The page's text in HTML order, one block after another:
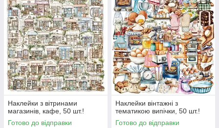
Наклейки з вітринами
магазинів, кафе, 50 шт.!
Готово до відправки
Наклейки вінтажні з
тематикою випічки, 50 шт.!
Готово до відправки